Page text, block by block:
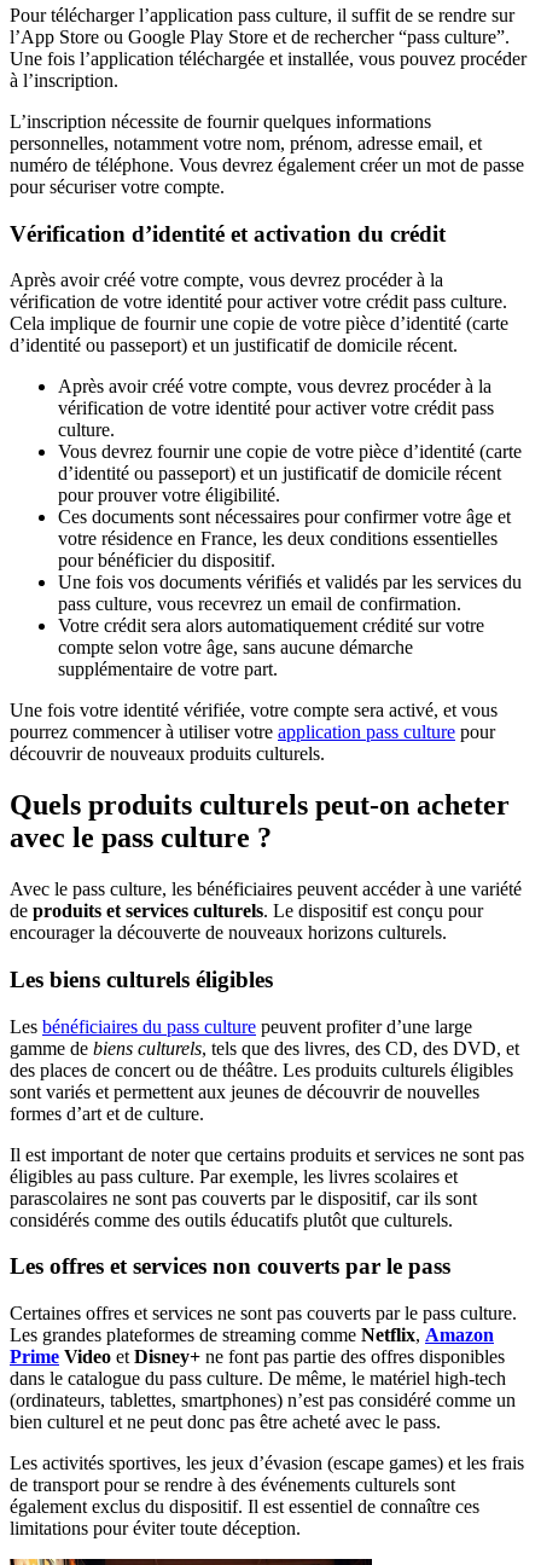
Pour télécharger l’application pass culture, il suffit de se rendre sur
l’App Store ou Google Play Store et de rechercher “pass culture”.
Une fois l’application téléchargée et installée, vous pouvez procéder
à l’inscription.
L’inscription nécessite de fournir quelques informations
personnelles, notamment votre nom, prénom, adresse email, et
numéro de téléphone. Vous devrez également créer un mot de passe
pour sécuriser votre compte.
Vérification d’identité et activation du crédit
Après avoir créé votre compte, vous devrez procéder à la
vérification de votre identité pour activer votre crédit pass culture.
Cela implique de fournir une copie de votre pièce d’identité (carte
d’identité ou passeport) et un justificatif de domicile récent.
Après avoir créé votre compte, vous devrez procéder à la
vérification de votre identité pour activer votre crédit pass
culture.
Vous devrez fournir une copie de votre pièce d’identité (carte
d’identité ou passeport) et un justificatif de domicile récent
pour prouver votre éligibilité.
Ces documents sont nécessaires pour confirmer votre âge et
votre résidence en France, les deux conditions essentielles
pour bénéficier du dispositif.
Une fois vos documents vérifiés et validés par les services du
pass culture, vous recevrez un email de confirmation.
Votre crédit sera alors automatiquement crédité sur votre
compte selon votre âge, sans aucune démarche
supplémentaire de votre part.
Une fois votre identité vérifiée, votre compte sera activé, et vous
pourrez commencer à utiliser votre application pass culture pour
découvrir de nouveaux produits culturels.
Quels produits culturels peut-on acheter
avec le pass culture ?
Avec le pass culture, les bénéficiaires peuvent accéder à une variété
de produits et services culturels. Le dispositif est conçu pour
encourager la découverte de nouveaux horizons culturels.
Les biens culturels éligibles
Les bénéficiaires du pass culture peuvent profiter d’une large
gamme de biens culturels, tels que des livres, des CD, des DVD, et
des places de concert ou de théâtre. Les produits culturels éligibles
sont variés et permettent aux jeunes de découvrir de nouvelles
formes d’art et de culture.
Il est important de noter que certains produits et services ne sont pas
éligibles au pass culture. Par exemple, les livres scolaires et
parascolaires ne sont pas couverts par le dispositif, car ils sont
considérés comme des outils éducatifs plutôt que culturels.
Les offres et services non couverts par le pass
Certaines offres et services ne sont pas couverts par le pass culture.
Les grandes plateformes de streaming comme Netflix, Amazon
Prime Video et Disney+ ne font pas partie des offres disponibles
dans le catalogue du pass culture. De même, le matériel high-tech
(ordinateurs, tablettes, smartphones) n’est pas considéré comme un
bien culturel et ne peut donc pas être acheté avec le pass.
Les activités sportives, les jeux d’évasion (escape games) et les frais
de transport pour se rendre à des événements culturels sont
également exclus du dispositif. Il est essentiel de connaître ces
limitations pour éviter toute déception.